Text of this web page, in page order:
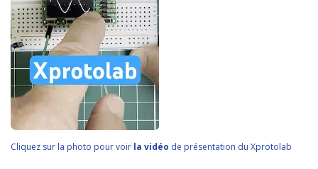
Cliquez sur la photo pour voir la vidéo de présentation du Xprotolab